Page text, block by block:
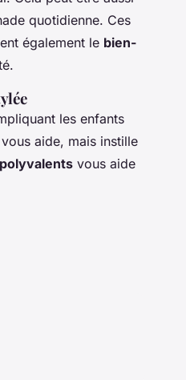
quotidienne. Ces
également le bien-
les enfants
aide, mais instille
vous aide